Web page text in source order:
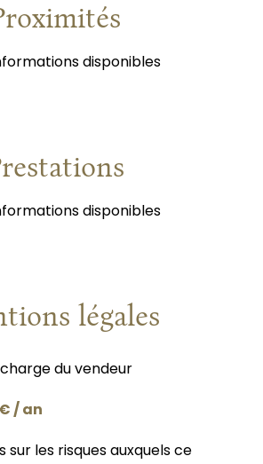
disponibles
disponibles
légales
du vendeur
/ an
sur les risques auxquels ce